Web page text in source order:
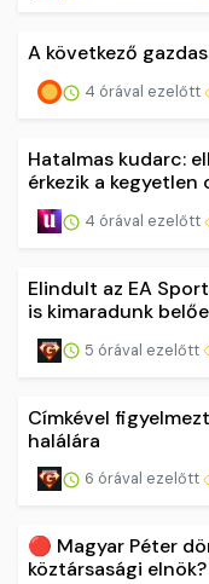
A következő
4 órával ezelőtt
Hatalmas kudarc:
érkezik a kegyetlen
4 órával ezelőtt
Elindult az EA
is kimaradunk belőe
5 órával ezelőtt
Címkével
halálára
6 órával ezelőtt
🔴 Magyar Péter
köztársasági elnök?